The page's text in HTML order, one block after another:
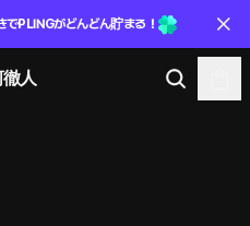
PLINGがどんどん貯まる！
人